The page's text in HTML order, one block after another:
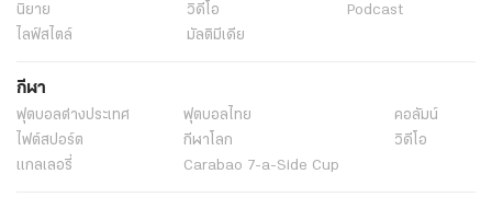
นิยาย
วิดีโอ
Podcast
ไลฟ์สไตล์
มัลติมีเดีย
กีฬา
ฟุตบอลต่่างประเทศ ฟุตบอลไทย
คอลัมน์
ไฟต์สปอร์ต
กีฬาโลก
วิดีโอ
แกลเลอรี่
Carabao 7-a-Side Cup